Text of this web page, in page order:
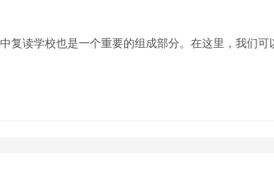
复读学校也是一个重要的组成部分。在这里，我们可